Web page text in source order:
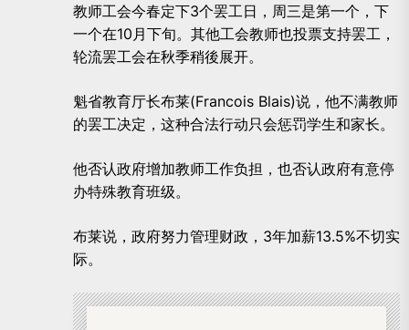
教师工会今春定下3个罢工日，周三是第一个，下
一个在10月下旬。其他工会教师也投票支持罢工，
轮流罢工会在秋季稍後展开。
魁省教育厅长布莱(Francois Blais)说，他不满教师
的罢工决定，这种合法行动只会惩罚学生和家长。
他否认政府增加教师工作负担，也否认政府有意停
办特殊教育班级。
布莱说，政府努力管理财政，3年加薪13.5%不切实
际。